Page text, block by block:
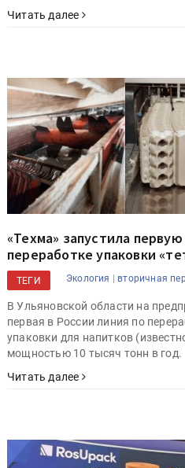
Читать далее
«Техма» запустила
переработке упаковки
ТЕГИ Экология | вторичная
В Ульяновской области на
первая в России линия по
упаковки для напитков
мощностью 10 тысяч тонн в год.
Читать далее